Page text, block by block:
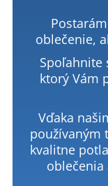
oblečenie,
Spoľahnite
ktorý Vám
Vďaka
používaným
kvalitne
oblečenia